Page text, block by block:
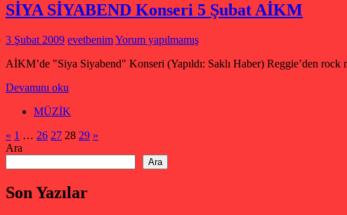
SİYA SİYABEND Konseri 5 Şubat AİKM
3 Şubat 2009 evetbenimYorum yapılmamış
AİKM’de "Siya Siyabend" Konseri (Yapıldı: Saklı Haber) Reggie’den
Devamını oku
MÜZİK
Yazı
sayfalaması
« Önceki
yazılar
1 … 26 27 28 29 Sonraki
»
Ara
Ara
Son Yazılar